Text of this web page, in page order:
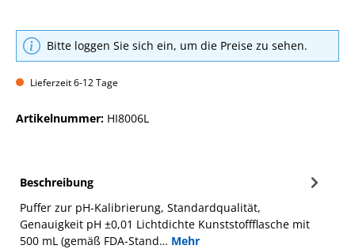
Bitte loggen Sie sich ein, um die Preise zu sehen.
Lieferzeit 6-12 Tage
Artikelnummer: HI8006L
Beschreibung
Puffer zur pH-Kalibrierung, Standardqualität,
Genauigkeit pH ±0,01 Lichtdichte Kunststoffflasche mit
500 mL (gemäß FDA-Stand… Mehr